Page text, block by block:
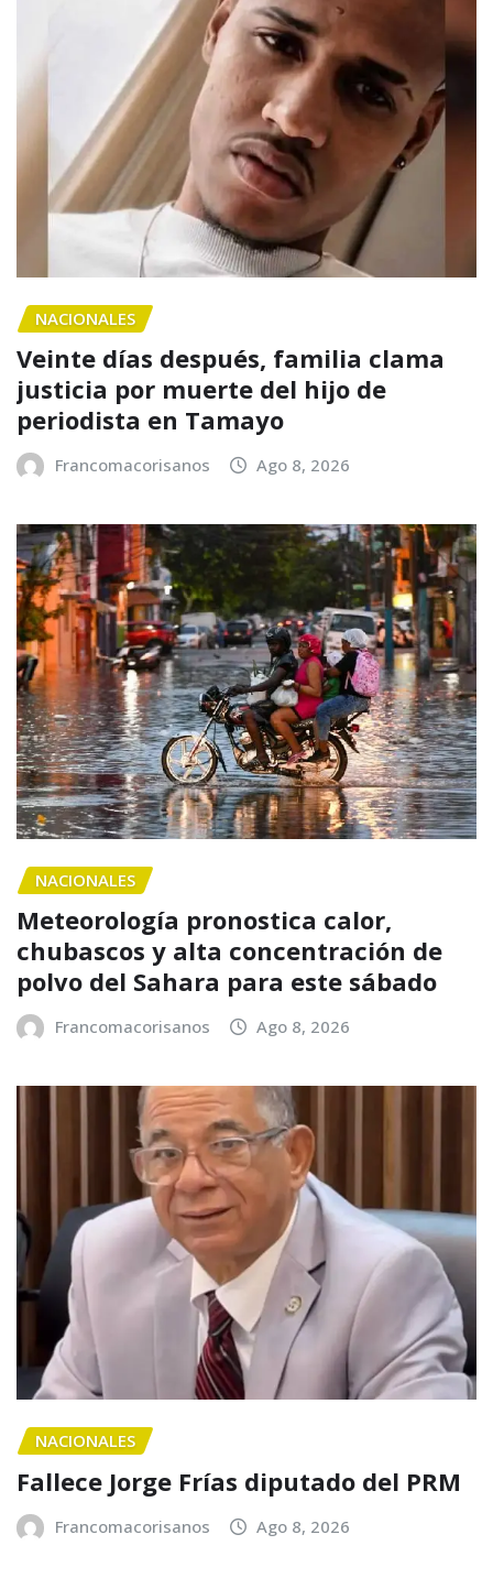
NACIONALES
Veinte días después, familia clama
justicia por muerte del hijo de
periodista en Tamayo
Francomacorisanos Ago 8, 2026
NACIONALES
Meteorología pronostica calor,
chubascos y alta concentración de
polvo del Sahara para este sábado
Francomacorisanos Ago 8, 2026
NACIONALES
Fallece Jorge Frías diputado del PRM
Francomacorisanos Ago 8, 2026